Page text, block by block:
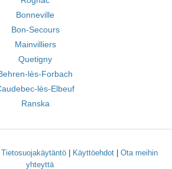
Bonneville
Bon-Secours
Mainvilliers
Quetigny
lès-Forbach
lès-Elbeuf
Ranska
Tietosuojakäytäntö| Käyttöehdot| Ota meihin
yhteyttä